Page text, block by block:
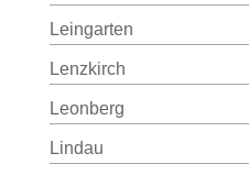
Leingarten
Lenzkirch
Leonberg
Lindau